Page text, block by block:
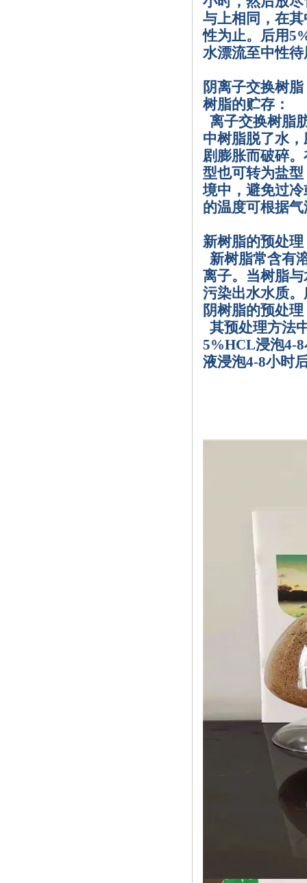
与上相同，在
性为止。后用
水漂流至中性待
阴离子交换树脂
树脂的贮存：
离子交换树脂
中树脂脱了水
剧膨胀而破碎
型也可转为盐
境中，避免过
的温度可根据
新树脂的预处理
新树脂常含有
离子。当树脂
污染出水水质
阴树脂的预处理
其预处理方法
5%HCL浸泡4-8
液浸泡4-8小时